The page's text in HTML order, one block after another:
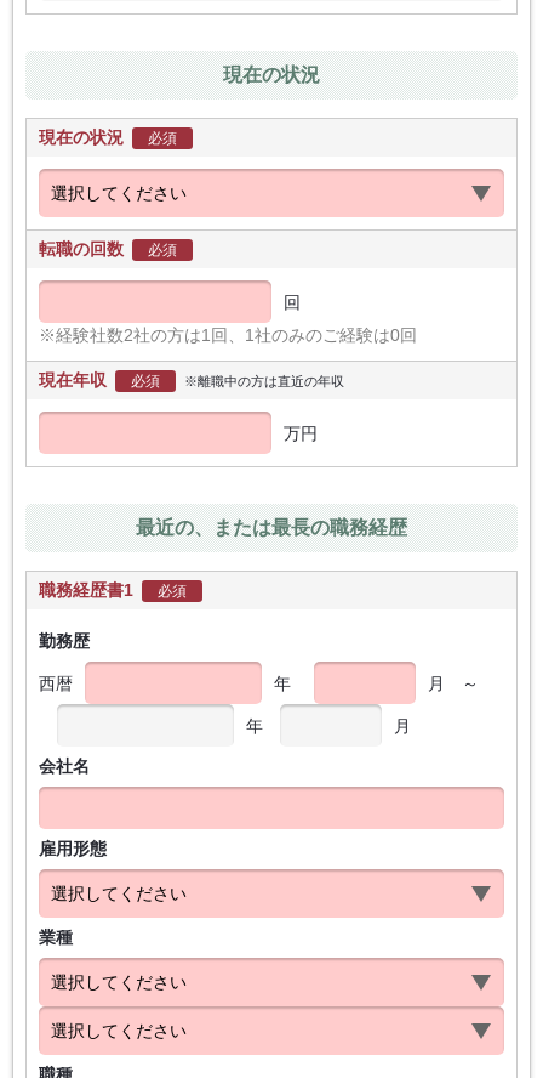
現在の状況
現在の状況 必須
転職の回数 必須
回
※経験社数2社の方は1回、1社のみのご経験は0回
現在年収 必須 ※離職中の方は直近の年収
万円
最近の、または最長の職務経歴
職務経歴書1 必須
勤務歴
西暦 年 月 ～
年 月
会社名
雇用形態
業種